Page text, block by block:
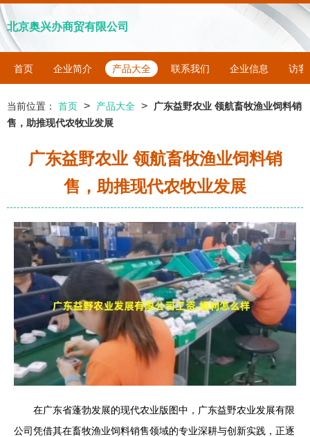
北京奥兴办商贸有限公司
首页 企业简介 产品大全 联系我们 企业信息 访客
当前位置： 首页 > 产品大全 >
广东益野农业 领航畜牧渔业饲料销
售，助推现代农牧业发展
广东益野农业 领航畜牧渔业饲料销
售，助推现代农牧业发展
在广东省蓬勃发展的现代农业版图中，广东益野农业发展有限
公司凭借其在畜牧渔业饲料销售领域的专业深耕与创新实践，正逐